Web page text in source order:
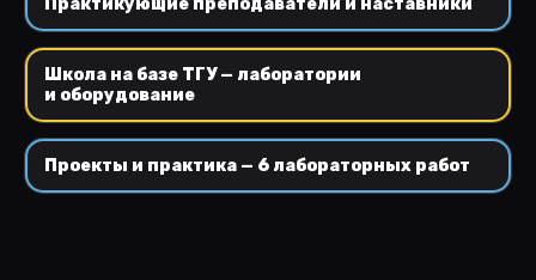
Практикующие преподаватели и наставники
Школа на базе ТГУ — лаборатории
и оборудование
Проекты и практика — 6 лабораторных работ